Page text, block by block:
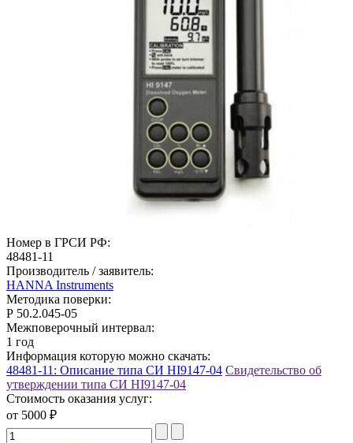
Номер в ГРСИ РФ:
48481-11
Производитель / заявитель:
HANNA Instruments
Методика поверки:
Р 50.2.045-05
Межповерочный интервал:
1 год
Информация которую можно скачать:
48481-11: Описание типа СИ HI9147-04 Свидетельство об
утверждении типа СИ HI9147-04
Стоимость оказания услуг:
от 5000 ₽